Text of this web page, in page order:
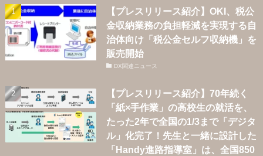
【プレスリリース紹介】OKI、税公
金収納業務の負担軽減を実現する自
治体向け「税公金セルフ収納機」を
販売開始
DX関連ニュース
【プレスリリース紹介】70年続く
「紙×手作業」の高校生の就活を、
たった2年で全国の1/3まで「デジタ
ル」化完了！先生と一緒に設計した
「Handy進路指導室」は、全国850